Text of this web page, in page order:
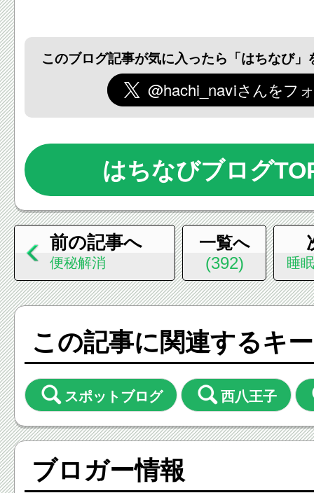
このブログ記事が気に入ったら「はちなび」
はちなびブログ
前の記事へ
便秘解消
一覧へ
(392)
睡
この記事に関連するキ
スポットブログ 西八王子
ブロガー情報